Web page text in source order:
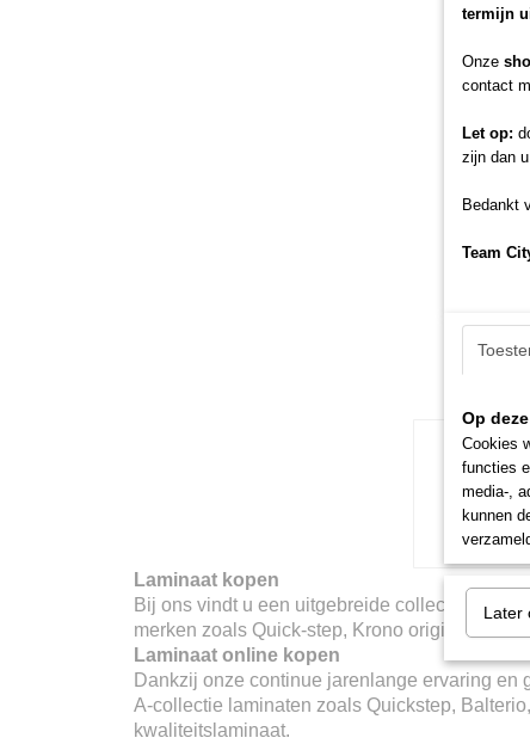
Laminaat kopen
Bij ons vindt u een uitgebreide collectie
merken zoals Quick-step, Krono original,
Laminaat online kopen
Dankzij onze continue jarenlange ervaring
A-collectie laminaten zoals Quickstep,
kwaliteitslaminaat.
termijn
Onze
contact
Let op:
zijn dan
Bedankt
Team
Op
Cookies
functies
media-,
kunnen
Later